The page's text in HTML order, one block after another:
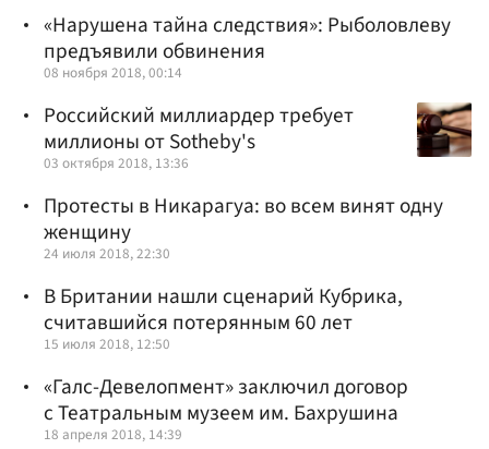
«Нарушена тайна следствия»: Рыболовлеву
предъявили обвинения
08 ноября 2018, 00:14
Российский миллиардер требует
миллионы от Sotheby's
03 октября 2018, 13:36
Протесты в Никарагуа: во всем винят одну
женщину
24 июля 2018, 22:30
В Британии нашли сценарий Кубрика,
считавшийся потерянным 60 лет
15 июля 2018, 12:50
«Галс-Девелопмент» заключил договор
с Театральным музеем им. Бахрушина
18 апреля 2018, 14:39